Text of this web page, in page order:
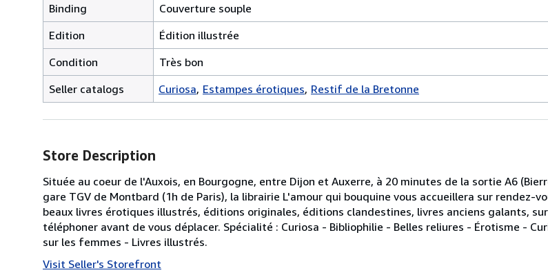
Binding
Couverture souple
Edition
Édition illustrée
Condition
Très bon
Seller catalogs
Curiosa Estampes érotiques Restif de la Bretonne
Store Description
Située au coeur de l'Auxois, en Bourgogne, entre Dijon et Auxerre, à 20 minutes de la sortie A6
gare TGV de Montbard (1h de Paris), la librairie L'amour qui bouquine vous accueillera sur rendez-
beaux livres érotiques illustrés, éditions originales, éditions clandestines, livres anciens galants,
téléphoner avant de vous déplacer. Spécialité : Curiosa - Bibliophilie - Belles reliures - Érotisme -
sur les femmes - Livres illustrés.
Visit Seller's Storefront